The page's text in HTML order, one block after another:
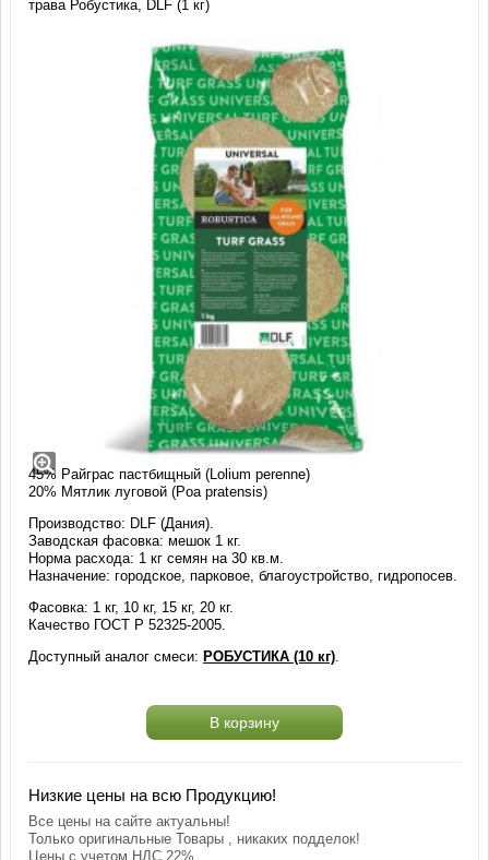
трава Робустика, DLF (1 кг)
Газонная трава Робустика, DLF (1 кг)
Смесь: РОБУСТИКА (ROBUSTICA)
35% Овсяница красная красная (Festuca rubra rubra)
45% Райграс пастбищный (Lolium perenne)
20% Мятлик луговой (Poa pratensis)
Производство: DLF (Дания).
Заводская фасовка: мешок 1 кг.
Норма расхода: 1 кг семян на 30 кв.м.
Назначение: городское, парковое, благоустройство, гидропосев.
Фасовка: 1 кг, 10 кг, 15 кг, 20 кг.
Качество ГОСТ Р 52325-2005.
Доступный аналог смеси: РОБУСТИКА (10 кг)
В корзину
Низкие цены на всю Продукцию!
Все цены на сайте актуальны!
Только оригинальные Товары , никаких подделок!
Цены с учетом НДС 22%